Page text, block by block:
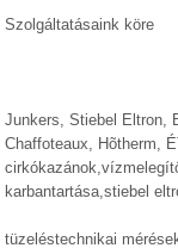
Szolgáltatásaink köre
Junkers, Stiebel Eltron,
Chaffoteaux, Hõtherm,
karbantartása,stiebel
tüzeléstechnikai